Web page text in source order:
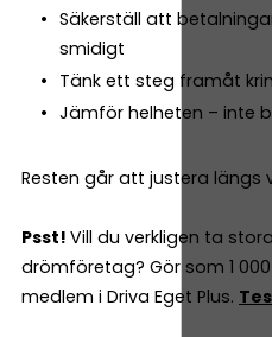
Säkerställ att
smidigt
Tänk ett steg framåt
Jämför helheten – inte
Resten går att justera längs
Psst! Vill du verkligen ta
drömföretag? Gör som 1
medlem i Driva Eget Plus.